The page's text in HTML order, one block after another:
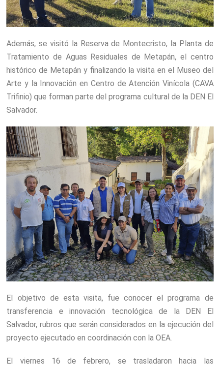
Además, se visitó la Reserva de Montecristo, la Planta de
Tratamiento de Aguas Residuales de Metapán, el centro
histórico de Metapán y finalizando la visita en el Museo del
Arte y la Innovación en Centro de Atención Vinícola (CAVA
Trifinio) que forman parte del programa cultural de la DEN El
Salvador.
El objetivo de esta visita, fue conocer el programa de
transferencia e innovación tecnológica de la DEN El
Salvador, rubros que serán considerados en la ejecución del
proyecto ejecutado en coordinación con la OEA.
El viernes 16 de febrero, se trasladaron hacia las